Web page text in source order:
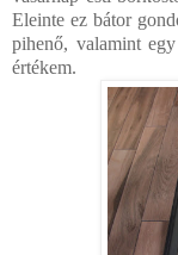
Eleinte ez bátor
pihenő, valamint
értékem.